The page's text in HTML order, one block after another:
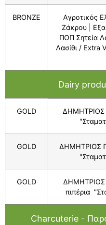
BRONZE
Αγροτικός
Ζάκρου |
ΠΟΠ Σητεία
Λασίθι / Extra
Dairy
GOLD
ΔΗΜΗΤΡΙΟΣ
GOLD
ΔΗΜΗΤΡΙΟΣ
GOLD
ΔΗΜΗΤΡΙΟΣ
πιπέρια
Charcuterie -